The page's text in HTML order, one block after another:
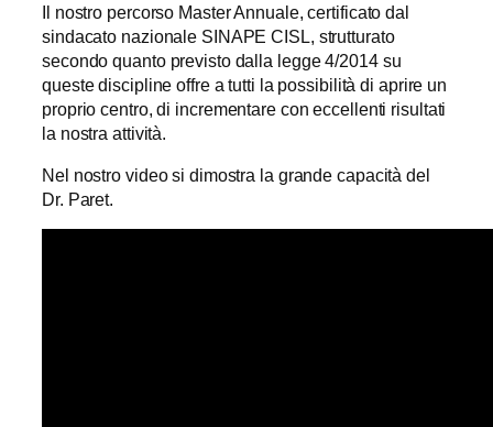
Il nostro percorso Master Annuale, certificato dal
sindacato nazionale SINAPE CISL, strutturato
secondo quanto previsto dalla legge 4/2014 su
queste discipline offre a tutti la possibilità di aprire un
proprio centro, di incrementare con eccellenti risultati
la nostra attività.
Nel nostro video si dimostra la grande capacità del
Dr. Paret.